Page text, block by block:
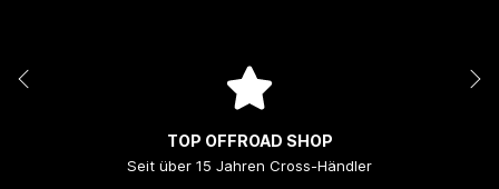
TOP OFFROAD SHOP
Seit über 15 Jahren Cross-Händler